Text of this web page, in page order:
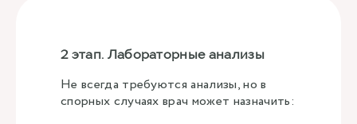
2 этап. Лабораторные анализы
Не всегда требуются анализы, но в
спорных случаях врач может назначить: